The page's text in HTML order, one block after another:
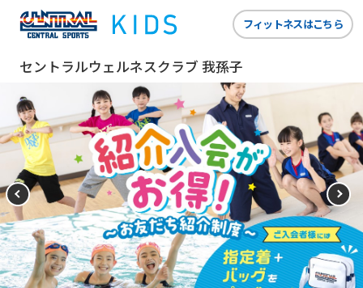
セントラルウェルネスクラブ 我孫子
フィットネスはこちら